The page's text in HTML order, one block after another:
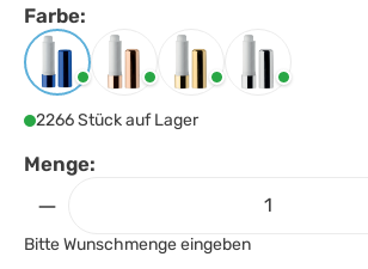
Farbe:
Farbeauswählen
Blau ChampagneGolden Silber glänzend
2266 Stück auf Lager
Menge:
Bitte Wunschmenge eingeben